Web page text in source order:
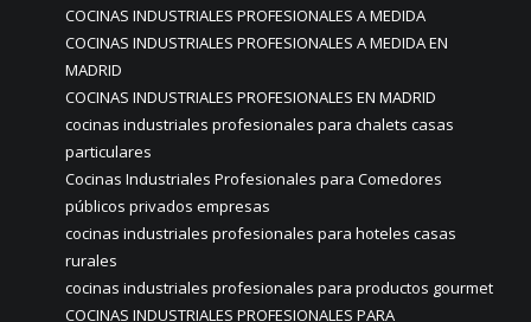
COCINAS INDUSTRIALES PROFESIONALES A MEDIDA
COCINAS INDUSTRIALES PROFESIONALES A MEDIDA EN
MADRID
COCINAS INDUSTRIALES PROFESIONALES EN MADRID
cocinas industriales profesionales para chalets casas
particulares
Cocinas Industriales Profesionales para Comedores
públicos privados empresas
cocinas industriales profesionales para hoteles casas
rurales
cocinas industriales profesionales para productos gourmet
COCINAS INDUSTRIALES PROFESIONALES PARA